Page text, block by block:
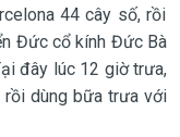
44 cây số, rồi
Đức cổ kính Đức Bà
đây lúc 12 giờ trưa,
dùng bữa trưa với